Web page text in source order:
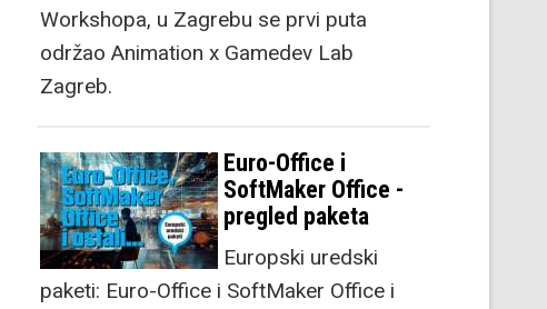
Workshopa, u Zagrebu se prvi puta
održao Animation x Gamedev Lab
Zagreb.
Euro-Office i
SoftMaker Office -
pregled paketa
Europski uredski
paketi: Euro-Office i SoftMaker Office i